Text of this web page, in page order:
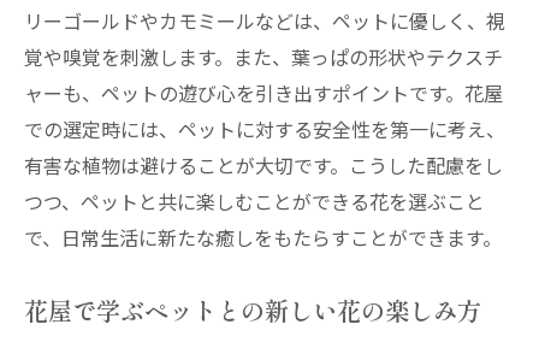
リーゴールドやカモミールなどは、ペットに優しく、視
覚や嗅覚を刺激します。また、葉っぱの形状やテクスチ
ャーも、ペットの遊び心を引き出すポイントです。花屋
での選定時には、ペットに対する安全性を第一に考え、
有害な植物は避けることが大切です。こうした配慮をし
つつ、ペットと共に楽しむことができる花を選ぶこと
で、日常生活に新たな癒しをもたらすことができます。
花屋で学ぶペットとの新しい花の楽しみ方